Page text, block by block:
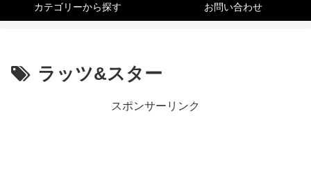
カテゴリーから探す お問い合わせ
ラッツ&スター
スポンサーリンク